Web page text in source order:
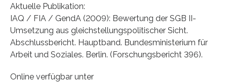
Aktuelle Publikation:
IAQ / FIA / GendA (2009): Bewertung der SGB II-
Umsetzung aus gleichstellungspolitischer Sicht.
Abschlussbericht. Hauptband. Bundesministerium für
Arbeit und Soziales. Berlin. (Forschungsbericht 396).
Online verfügbar unter